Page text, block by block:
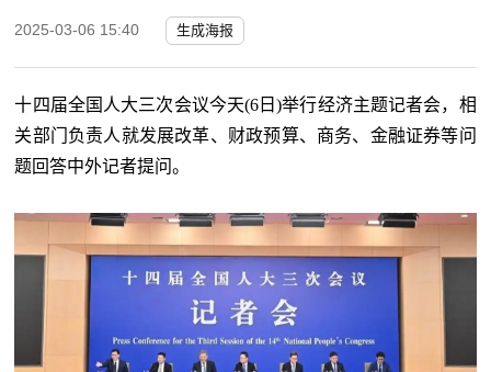
2025-03-06 15:40 生成海报
十四届全国人大三次会议今天(6日)举行经济主题记者会，相
关部门负责人就发展改革、财政预算、商务、金融证券等问
题回答中外记者提问。